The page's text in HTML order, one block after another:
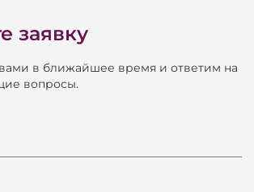
заявку
в ближайшее время и ответим на
вопросы.